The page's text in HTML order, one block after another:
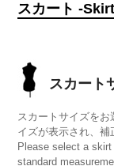
スカート -
スカート
スカートサイズを
イズが表示され、補
Please select a
standard